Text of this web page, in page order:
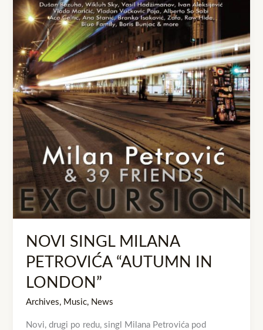
NOVI SINGL MILANA
PETROVIĆA “AUTUMN IN
LONDON”
Archives, Music, News
Novi, drugi po redu, singl Milana Petrovića pod
SINGL
MILANA
PETROVIĆA
“AUTUMN
IN
LONDON”